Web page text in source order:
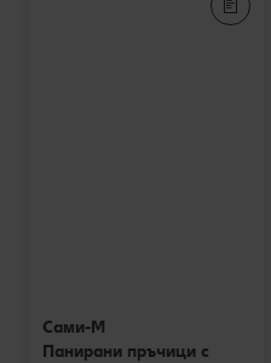
Сами-М
Панирани пръчици с